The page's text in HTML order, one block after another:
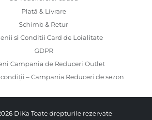
Plată & Livrare
Schimb & Retur
si Conditii Card de Loialitate
GDPR
Campania de Reduceri Outlet
– Campania Reduceri de sezon
DiKa Toate drepturile rezervate